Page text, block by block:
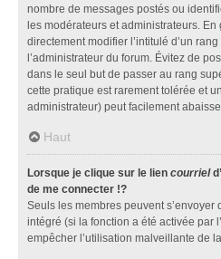
nombre de messages postés ou
les modérateurs et administrateurs.
directement modifier l’intitulé d’un
l’administrateur du forum. Évitez de
dans le seul but de passer au rang
cette pratique est rarement tolérée et
administrateur) peut facilement
Haut
Lorsque je clique sur le lien courriel
de me connecter !?
Seuls les membres peuvent
intégré (si la fonction a été activée par
empêcher l’utilisation malveillante de